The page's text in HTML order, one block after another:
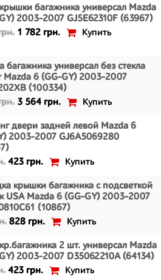
багажника универсал Mazda
2003-2007 GJ5E62310F (63967)
1 782 грн. Купить
багажника универсал без стекла
Mazda 6 (GG-GY) 2003-2007
(100334)
3 564 грн. Купить
двери задней левой Mazda 6
2003-2007 GJ6A5069280
423 грн. Купить
крышки багажника с подсветкой
USA Mazda 6 (GG-GY) 2003-2007
(10867)
828 грн. Купить
2 шт. универсал Mazda
2003-2007 D35062210A (64134)
423 грн. Купить